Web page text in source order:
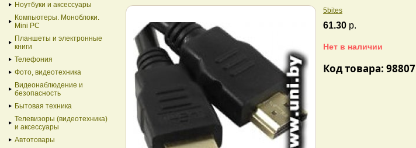
5bites
61.30 р.
Нет в наличии
Код товара: 98807
Ноутбуки и аксессуары
Компьютеры. Моноблоки.
Mini PC
Планшеты и электронные
книги
Телефония
Фото, видеотехника
Видеонаблюдение и
безопасность
Бытовая техника
Телевизоры (видеотехника)
и аксессуары
Автотовары